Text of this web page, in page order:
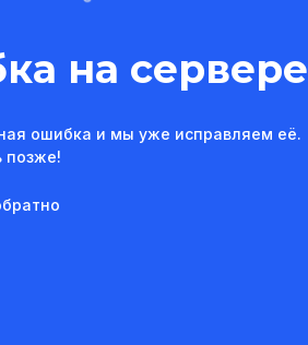
на сервере
ошибка и мы уже исправляем её.
позже!